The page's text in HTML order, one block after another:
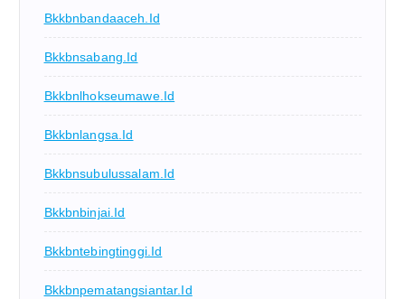
Bkkbnbandaaceh.id
Bkkbnsabang.id
Bkkbnlhokseumawe.id
Bkkbnlangsa.id
Bkkbnsubulussalam.id
Bkkbnbinjai.id
Bkkbntebingtinggi.id
Bkkbnpematangsiantar.id